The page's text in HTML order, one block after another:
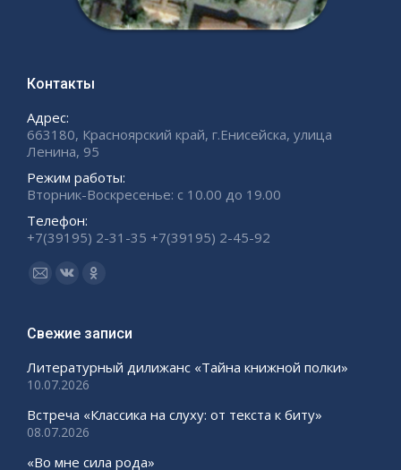
Контакты
Адрес:
663180, Красноярский край, г.Енисейска, улица
Ленина, 95
Режим работы:
Вторник-Воскресенье: с 10.00 до 19.00
Телефон:
+7(39195) 2-31-35 +7(39195) 2-45-92
Ищите нас:
Страница
открывается
новом
Страница
открывается
новом
Страница
открывается
новом
Свежие записи
Литературный дилижанс «Тайна книжной полки»
10.07.2026
Встреча «Классика на слуху: от текста к биту»
08.07.2026
«Во мне сила рода»